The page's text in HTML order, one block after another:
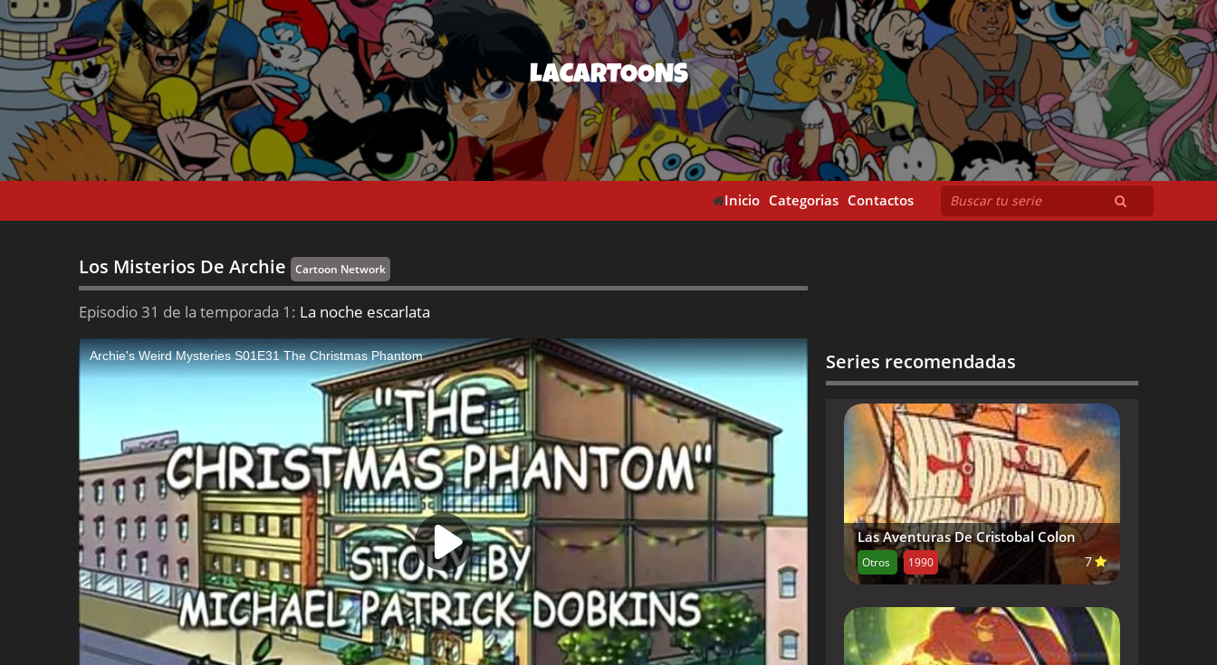
LACARTOONS
Inicio Categorias Contactos
Los Misterios De Archie Cartoon Network
Episodio 31 de la temporada 1: La noche escarlata
Series recomendadas
Las Aventuras De Cristobal Colon
Otros 1990 7